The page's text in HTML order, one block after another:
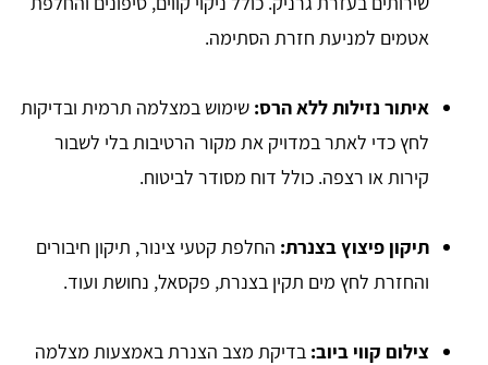
אטמים למניעת חזרת הסתימה.
איתור נזילות ללא הרס: שימוש במצלמה תרמית ובדיקות
לחץ כדי לאתר במדויק את מקור הרטיבות בלי לשבור
קירות או רצפה. כולל דוח מסודר לביטוח.
תיקון פיצוץ בצנרת: החלפת קטעי צינור, תיקון חיבורים
והחזרת לחץ מים תקין בצנרת, פקסאל, נחושת ועוד.
צילום קווי ביוב: בדיקת מצב הצנרת באמצעות מצלמה